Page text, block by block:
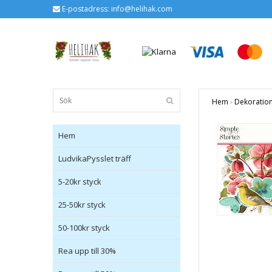
E-postadress: info@helihak.com
Hem
LudvikaPysslet träff
5-20kr styck
25-50kr styck
50-100kr styck
Rea upp till 30%
Hem ›